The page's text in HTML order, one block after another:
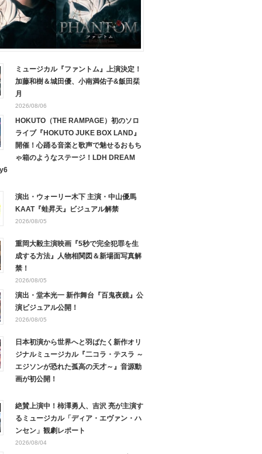
ミュージカル『ファントム』上演決定！
加藤和樹＆城田優、小南満佑子&飯田栞
月
2026/08/06
HOKUTO（THE RAMPAGE）初のソロ
ライブ『HOKUTO JUKE BOX LAND』
開催！心踊る音楽と歌声で魅せるおもち
ゃ箱のようなステージ！LDH DREAM
演出・ウォーリー木下 主演・中山優馬
KAAT『蛙昇天』ビジュアル解禁
2026/08/05
重岡大毅主演映画『5秒で完全犯罪を生
成する方法』人物相関図＆新場面写真解
禁！
2026/08/05
演出・堂本光一 新作舞台『百鬼夜鏡』公
演ビジュアル公開！
2026/08/05
日本初演から世界へと羽ばたく新作オリ
ジナルミュージカル『二コラ・テスラ ～
エジソンが恐れた孤高の天才～』音源動
画が初公開！
絶賛上演中！柿澤勇人、吉沢 亮が主演す
るミュージカル「ディア・エヴァン・ハ
ンセン」観劇レポート
2026/08/04